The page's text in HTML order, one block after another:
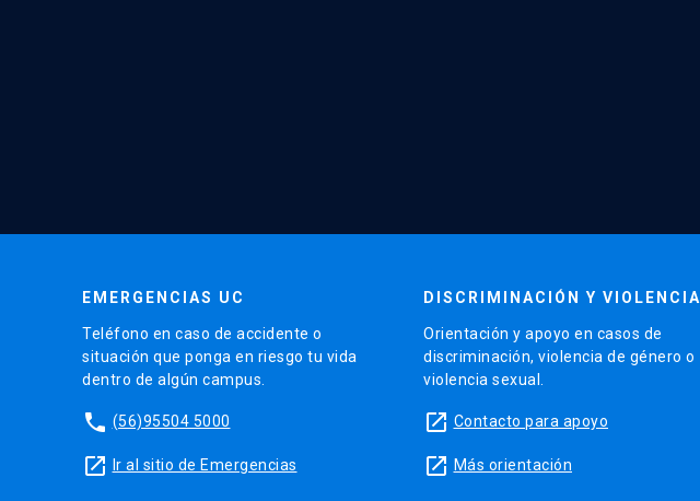
EMERGENCIAS UC
Teléfono en caso de accidente o
situación que ponga en riesgo tu vida
dentro de algún campus.
phone (56)95504 5000
launch Ir al sitio de Emergencias
DISCRIMINACIÓN Y VIOLENCIA
Orientación y apoyo en casos de
discriminación, violencia de género o
violencia sexual.
launch Contacto para apoyo
launch Más orientación